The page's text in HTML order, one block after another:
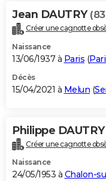
Jean DAUTRY
Créer une cagnotte
Naissance
13/06/1937 à Paris (
Décès
15/04/2021 à Melun (
Philippe DAUTRY
Créer une cagnotte
Naissance
24/05/1953 à Chalon-